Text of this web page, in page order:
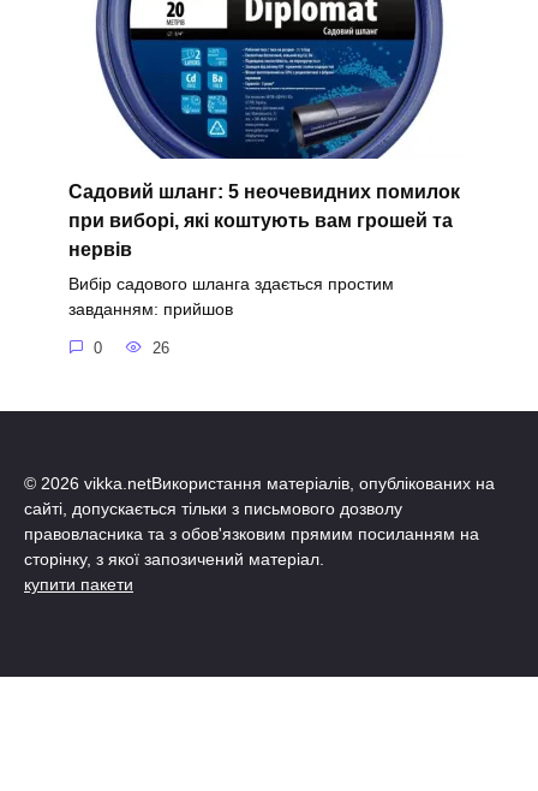
Садовий шланг: 5 неочевидних помилок
при виборі, які коштують вам грошей та
нервів
Вибір садового шланга здається простим
завданням: прийшов
0 26
© 2026 vikka.netВикористання матеріалів, опублікованих на
сайті, допускається тільки з письмового дозволу
правовласника та з обов'язковим прямим посиланням на
сторінку, з якої запозичений матеріал.
купити пакети